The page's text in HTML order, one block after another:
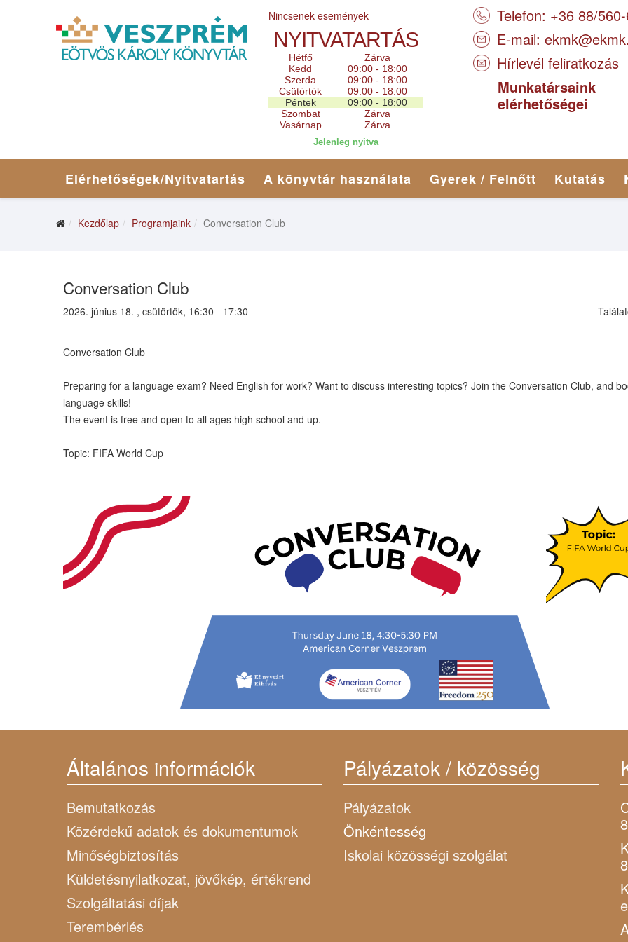
Nincsenek események
NYITVATARTÁS
Hétfő
Zárva
Kedd
09:00 - 18:00
Szerda
09:00 - 18:00
Csütörtök
09:00 - 18:00
Péntek
09:00 - 18:00
Szombat
Zárva
Vasárnap
Zárva
Jelenleg nyitva
Telefon: +36 88/
E-mail:
Hírlevél feliratkozás
Munkatársaink
elérhetőségei
Elérhetőségek/Nyitvatartás A könyvtár használata Gyerek / Felnőtt Kutatás
Kezdőlap Programjaink Conversation Club
Conversation Club
2026. június 18. , csütörtök, 16:30 - 17:30
Conversation Club
Preparing for a language exam? Need English for work? Want to discuss interesting topics? Join the Conversation Club, and
language skills!
The event is free and open to all ages high school and up.
Topic: FIFA World Cup
Általános információk
Bemutatkozás
Közérdekű adatok és dokumentumok
Minőségbiztosítás
Küldetésnyilatkozat, jövőkép, értékrend
Szolgáltatási díjak
Terembérlés
Pályázatok / közösség
Pályázatok
Önkéntesség
Iskolai közösségi szolgálat